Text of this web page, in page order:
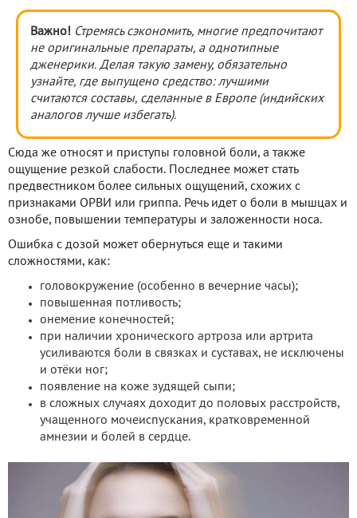
Важно! Стремясь сэкономить, многие предпочитают
не оригинальные препараты, а однотипные
дженерики. Делая такую замену, обязательно
узнайте, где выпущено средство: лучшими
считаются составы, сделанные в Европе (индийских
аналогов лучше избегать).
Сюда же относят и приступы головной боли, а также
ощущение резкой слабости. Последнее может стать
предвестником более сильных ощущений, схожих с
признаками ОРВИ или гриппа. Речь идет о боли в мышцах и
ознобе, повышении температуры и заложенности носа.
Ошибка с дозой может обернуться еще и такими
сложностями, как:
головокружение (особенно в вечерние часы);
повышенная потливость;
онемение конечностей;
при наличии хронического артроза или артрита
усиливаются боли в связках и суставах, не исключены
и отёки ног;
появление на коже зудящей сыпи;
в сложных случаях доходит до половых расстройств,
учащенного мочеиспускания, кратковременной
амнезии и болей в сердце.